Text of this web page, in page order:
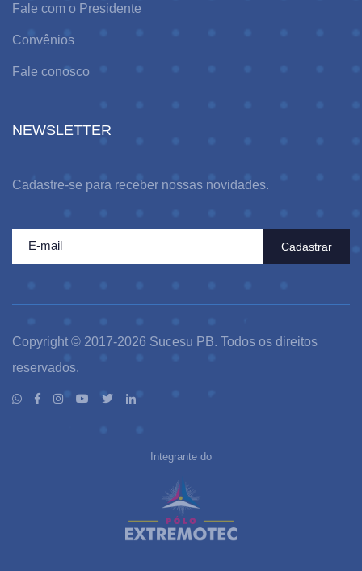
Fale com o Presidente
Convênios
Fale conosco
NEWSLETTER
Cadastre-se para receber nossas novidades.
Cadastrar
Copyright © 2017-2026 Sucesu PB. Todos os direitos
reservados.
Integrante do